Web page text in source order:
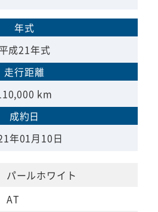
年式
平成21年式
走行距離
km
成約日
年01月10日
パールホワイト
AT